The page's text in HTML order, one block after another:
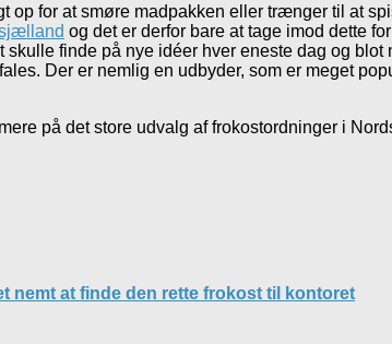
op for at smøre madpakken eller trænger til at
og det er derfor bare at tage imod dette
skulle finde på nye idéer hver eneste dag og
Der er nemlig en udbyder, som er meget
på det store udvalg af frokostordninger i
nemt at finde den rette frokost til kontoret